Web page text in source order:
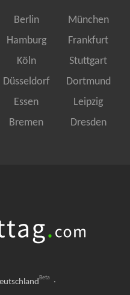
Berlin
München
Hamburg
Frankfurt
Köln
Stuttgart
Düsseldorf
Dortmund
Essen
Leipzig
Bremen
Dresden
Beta ·